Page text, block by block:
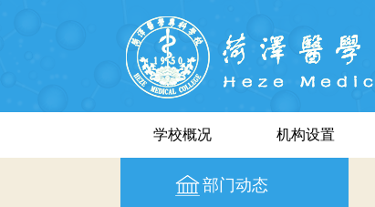
学校概况 机构设置
部门动态